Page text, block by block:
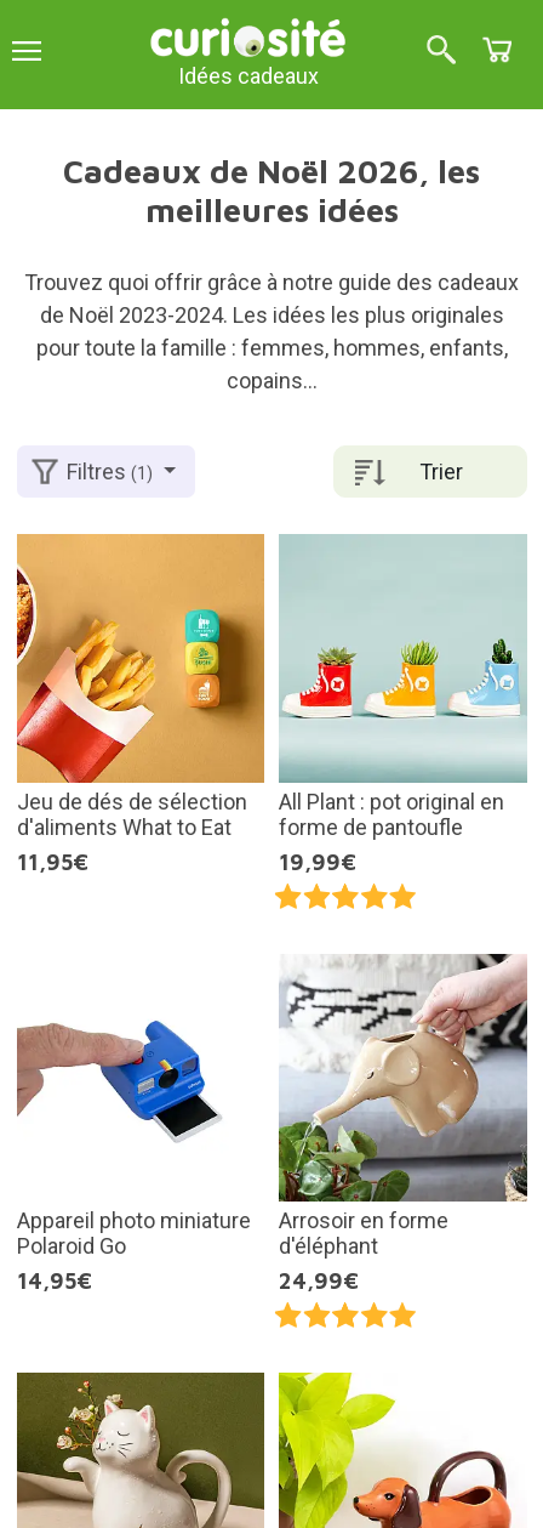
Idées cadeaux
Cadeaux de Noël 2026, les
meilleures idées
Trouvez quoi offrir grâce à notre guide des cadeaux
de Noël 2023-2024. Les idées les plus originales
pour toute la famille : femmes, hommes, enfants,
copains...
Trier
Filtres(1)
Jeu de dés de sélection
d'aliments What to Eat
11,95€
All Plant : pot original en
forme de pantoufle
19,99€
Appareil photo miniature
Polaroid Go
14,95€
Arrosoir en forme
d'éléphant
24,99€